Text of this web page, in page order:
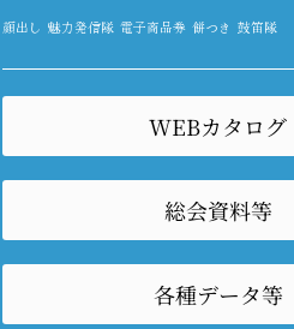
顔出し 魅力発信隊 電子商品券 餅つき 鼓笛隊
WEBカタログ
総会資料等
各種データ等